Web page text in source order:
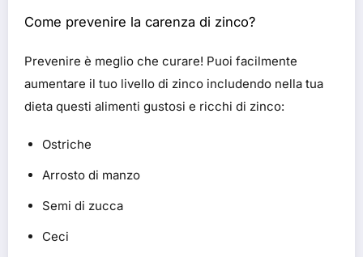
Come prevenire la carenza di zinco?
Prevenire è meglio che curare! Puoi facilmente
aumentare il tuo livello di zinco includendo nella tua
dieta questi alimenti gustosi e ricchi di zinco:
Ostriche
Arrosto di manzo
Semi di zucca
Ceci